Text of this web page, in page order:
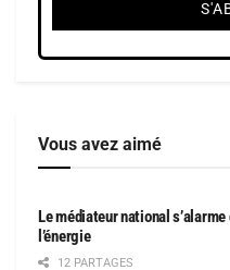
Vous avez aimé
Le médiateur national
l’énergie
12 PARTAGES